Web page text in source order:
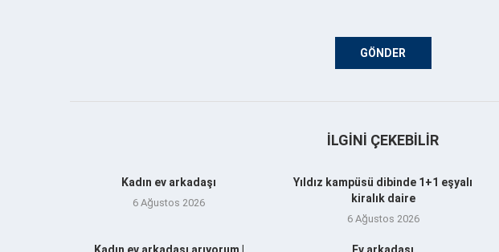
İLGINI ÇEKEBILIR
Kadın ev arkadaşı
6 Ağustos 2026
Yıldız kampüsü dibinde 1+1 eşyalı
kiralık daire
6 Ağustos 2026
Kadın ev arkadaşı arıyorum |
Ev arkadaşı